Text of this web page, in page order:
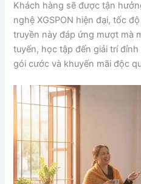
Khách hàng sẽ được tận
nghệ XGSPON hiện đại, tốc
truyền này đáp ứng mượt mà
tuyến, học tập đến giải trí
gói cước và khuyến mãi độc